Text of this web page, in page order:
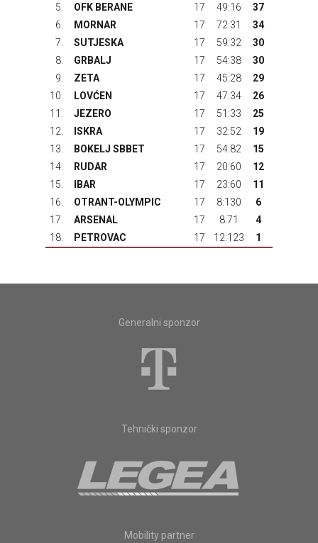
5.
OFK BERANE 17 49:16
37
6.
MORNAR 17 72:31
34
7.
SUTJESKA 17 59:32
30
8.
GRBALJ 17 54:38
30
9.
ZETA 17 45:28
29
10.
LOVĆEN 17 47:34
26
11.
JEZERO 17 51:33
25
12.
ISKRA 17 32:52
19
13.
BOKELJ SBBET 17 54:82
15
14.
RUDAR 17 20:60
12
15.
IBAR 17 23:60
11
16.
OTRANT-OLYMPIC 17 8:130
6
17.
ARSENAL 17 8:71
4
18.
PETROVAC 17 12:123 1
Generalni sponzor
Tehnički sponzor
Mobility partner